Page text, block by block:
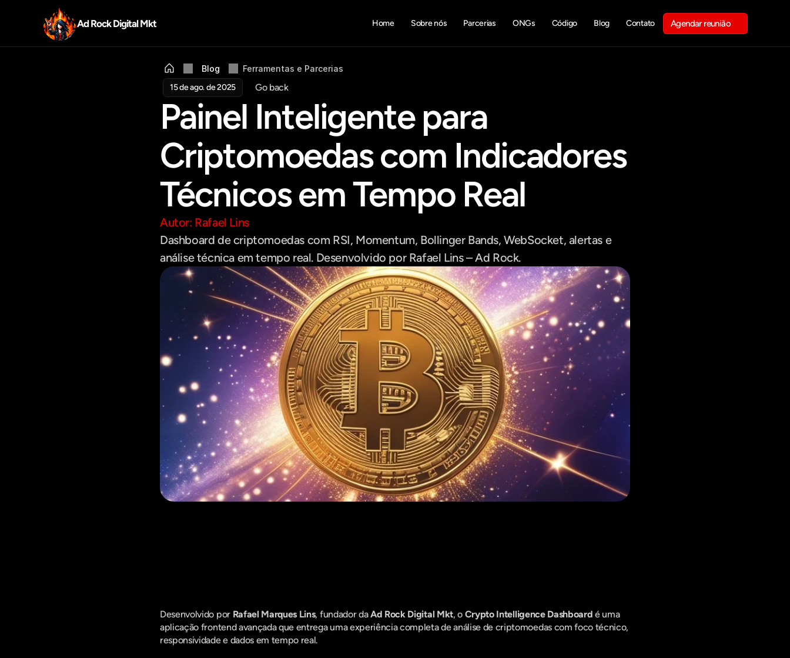
Ad Rock Digital Mkt Home Sobre nós Parcerias ONGs Código Blog Contato
Agendar reunião
Get in touch
Blog
Ferramentas e Parcerias
15 de ago. de 2025
Go back
Painel Inteligente para
Criptomoedas com Indicadores
Técnicos em Tempo Real
Autor: Rafael Lins
Dashboard de criptomoedas com RSI, Momentum, Bollinger Bands, WebSocket, alertas e
análise técnica em tempo real. Desenvolvido por Rafael Lins – Ad Rock.
Desenvolvido por Rafael Marques Lins, fundador da Ad Rock Digital Mkt, o Crypto Intelligence Dashboard é uma
aplicação frontend avançada que entrega uma experiência completa de análise de criptomoedas com foco técnico,
responsividade e dados em tempo real.